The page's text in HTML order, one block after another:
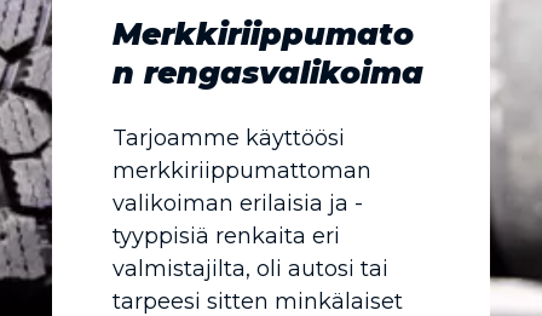
Merkkiriippumato
n rengasvalikoima
Tarjoamme käyttöösi
merkkiriippumattoman
valikoiman erilaisia ja -
tyyppisiä renkaita eri
valmistajilta, oli autosi tai
tarpeesi sitten minkälaiset